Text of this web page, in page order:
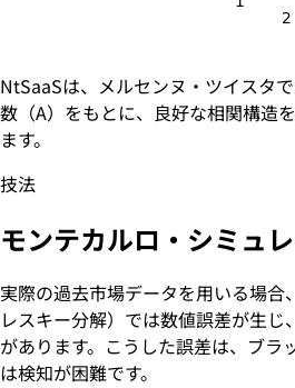
NtSaaSは、メルセンヌ・ツイスタ
数（A）をもとに、良好な相関構造
ます。
技法
モンテカルロ・シミュ
実際の過去市場データを用いる場合
レスキー分解）では数値誤差が生じ
があります。こうした誤差は、ブラ
は検知が困難です。